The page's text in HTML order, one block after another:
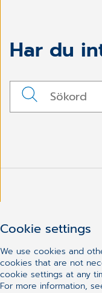
Har du
Cookie settings
We use cookies and
cookies that are not
cookie settings at any
For more information,